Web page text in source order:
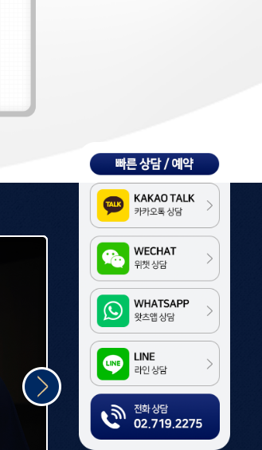
Kakao
WeChat
WhatsApp
LINE
전화상담